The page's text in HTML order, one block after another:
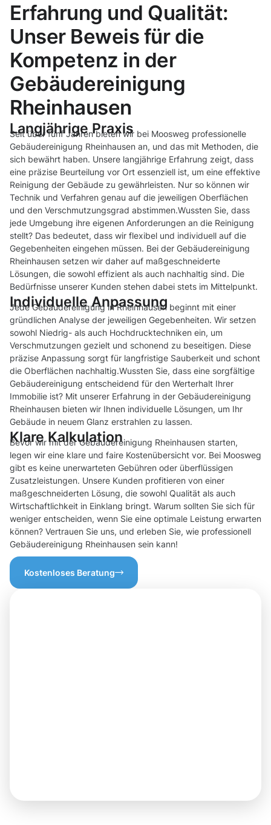
Erfahrung und Qualität:
Unser Beweis für die
Kompetenz in der
Gebäudereinigung
Rheinhausen
Langjährige Praxis
Seit über fünf Jahren bieten wir bei Moosweg professionelle
Gebäudereinigung Rheinhausen an, und das mit Methoden, die
sich bewährt haben. Unsere langjährige Erfahrung zeigt, dass
eine präzise Beurteilung vor Ort essenziell ist, um eine effektive
Reinigung der Gebäude zu gewährleisten. Nur so können wir
Technik und Verfahren genau auf die jeweiligen Oberflächen
und den Verschmutzungsgrad abstimmen.Wussten Sie, dass
jede Umgebung ihre eigenen Anforderungen an die Reinigung
stellt? Das bedeutet, dass wir flexibel und individuell auf die
Gegebenheiten eingehen müssen. Bei der Gebäudereinigung
Rheinhausen setzen wir daher auf maßgeschneiderte
Lösungen, die sowohl effizient als auch nachhaltig sind. Die
Bedürfnisse unserer Kunden stehen dabei stets im Mittelpunkt.
Individuelle Anpassung
Jede Gebäudereinigung in Rheinhausen beginnt mit einer
gründlichen Analyse der jeweiligen Gegebenheiten. Wir setzen
sowohl Niedrig- als auch Hochdrucktechniken ein, um
Verschmutzungen gezielt und schonend zu beseitigen. Diese
präzise Anpassung sorgt für langfristige Sauberkeit und schont
die Oberflächen nachhaltig.Wussten Sie, dass eine sorgfältige
Gebäudereinigung entscheidend für den Werterhalt Ihrer
Immobilie ist? Mit unserer Erfahrung in der Gebäudereinigung
Rheinhausen bieten wir Ihnen individuelle Lösungen, um Ihr
Gebäude in neuem Glanz erstrahlen zu lassen.
Klare Kalkulation
Bevor wir mit der Gebäudereinigung Rheinhausen starten,
legen wir eine klare und faire Kostenübersicht vor. Bei Moosweg
gibt es keine unerwarteten Gebühren oder überflüssigen
Zusatzleistungen. Unsere Kunden profitieren von einer
maßgeschneiderten Lösung, die sowohl Qualität als auch
Wirtschaftlichkeit in Einklang bringt. Warum sollten Sie sich für
weniger entscheiden, wenn Sie eine optimale Leistung erwarten
können? Vertrauen Sie uns, und erleben Sie, wie professionell
Gebäudereinigung Rheinhausen sein kann!
Kostenloses Beratung